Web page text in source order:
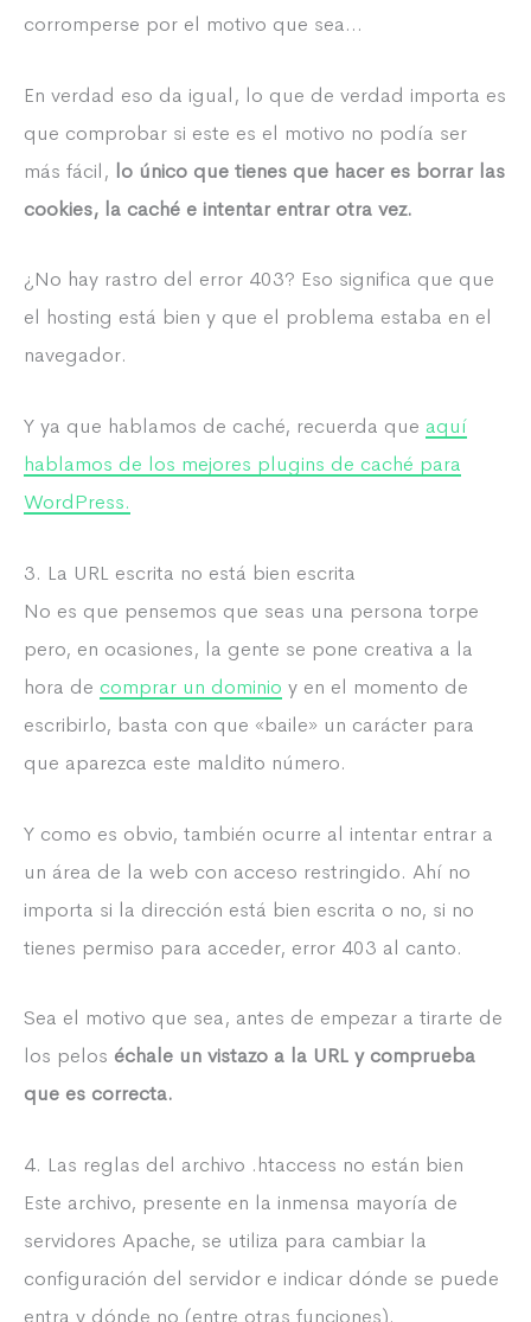
corromperse por el motivo que sea…
En verdad eso da igual, lo que de verdad importa es
que comprobar si este es el motivo no podía ser
más fácil, lo único que tienes que hacer es borrar las
cookies, la caché e intentar entrar otra vez.
¿No hay rastro del error 403? Eso significa que que
el hosting está bien y que el problema estaba en el
navegador.
Y ya que hablamos de caché, recuerda que aquí
hablamos de los mejores plugins de caché para
WordPress.
3. La URL escrita no está bien escrita
No es que pensemos que seas una persona torpe
pero, en ocasiones, la gente se pone creativa a la
hora de comprar un dominio y en el momento de
escribirlo, basta con que «baile» un carácter para
que aparezca este maldito número.
Y como es obvio, también ocurre al intentar entrar a
un área de la web con acceso restringido. Ahí no
importa si la dirección está bien escrita o no, si no
tienes permiso para acceder, error 403 al canto.
Sea el motivo que sea, antes de empezar a tirarte de
los pelos échale un vistazo a la URL y comprueba
que es correcta.
4. Las reglas del archivo .htaccess no están bien
Este archivo, presente en la inmensa mayoría de
servidores Apache, se utiliza para cambiar la
configuración del servidor e indicar dónde se puede
entra y dónde no (entre otras funciones).